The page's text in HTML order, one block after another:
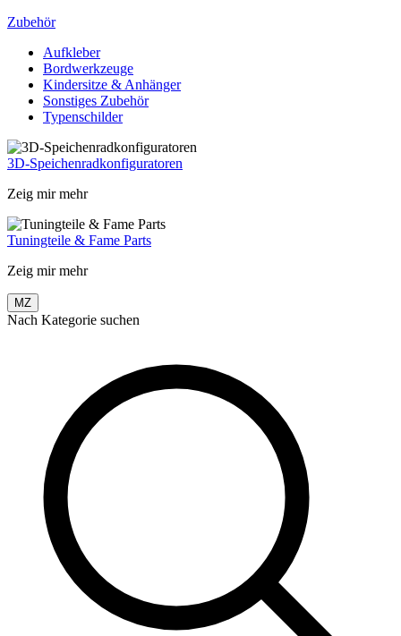
Zubehör
Aufkleber
Bordwerkzeuge
Kindersitze & Anhänger
Sonstiges Zubehör
Typenschilder
3D-Speichenradkonfiguratoren
Zeig mir mehr
Tuningteile & Fame Parts
Zeig mir mehr
MZ
Nach Kategorie suchen